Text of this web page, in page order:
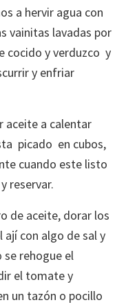
a hervir agua con
vainitas lavadas por
cocido y verduzco y
y enfriar
aceite a calentar
picado en cubos,
cuando este listo
reservar.
de aceite, dorar los
ají con algo de sal y
rehogue el
el tomate y
un tazón o pocillo